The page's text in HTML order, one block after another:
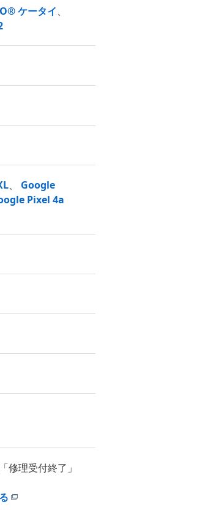
ケータイ、
、 Google
Pixel 4a
修理受付終了」